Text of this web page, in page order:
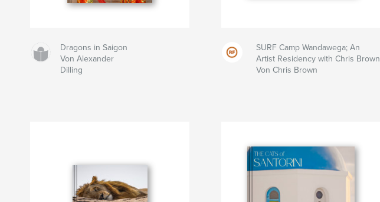
Dragons in Saigon
Von Alexander
Dilling
SURF Camp Wandawega; An
Artist Residency with Chris Brown
Von Chris Brown